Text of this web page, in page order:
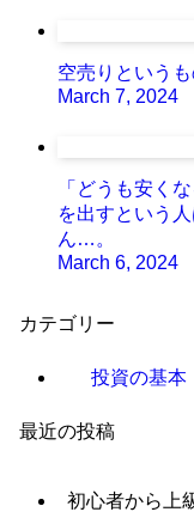
空売りという
March 7, 2024
「どうも安く
を出すという
ん…。
March 6, 2024
カテゴリー
投資の基本
最近の投稿
初心者から上